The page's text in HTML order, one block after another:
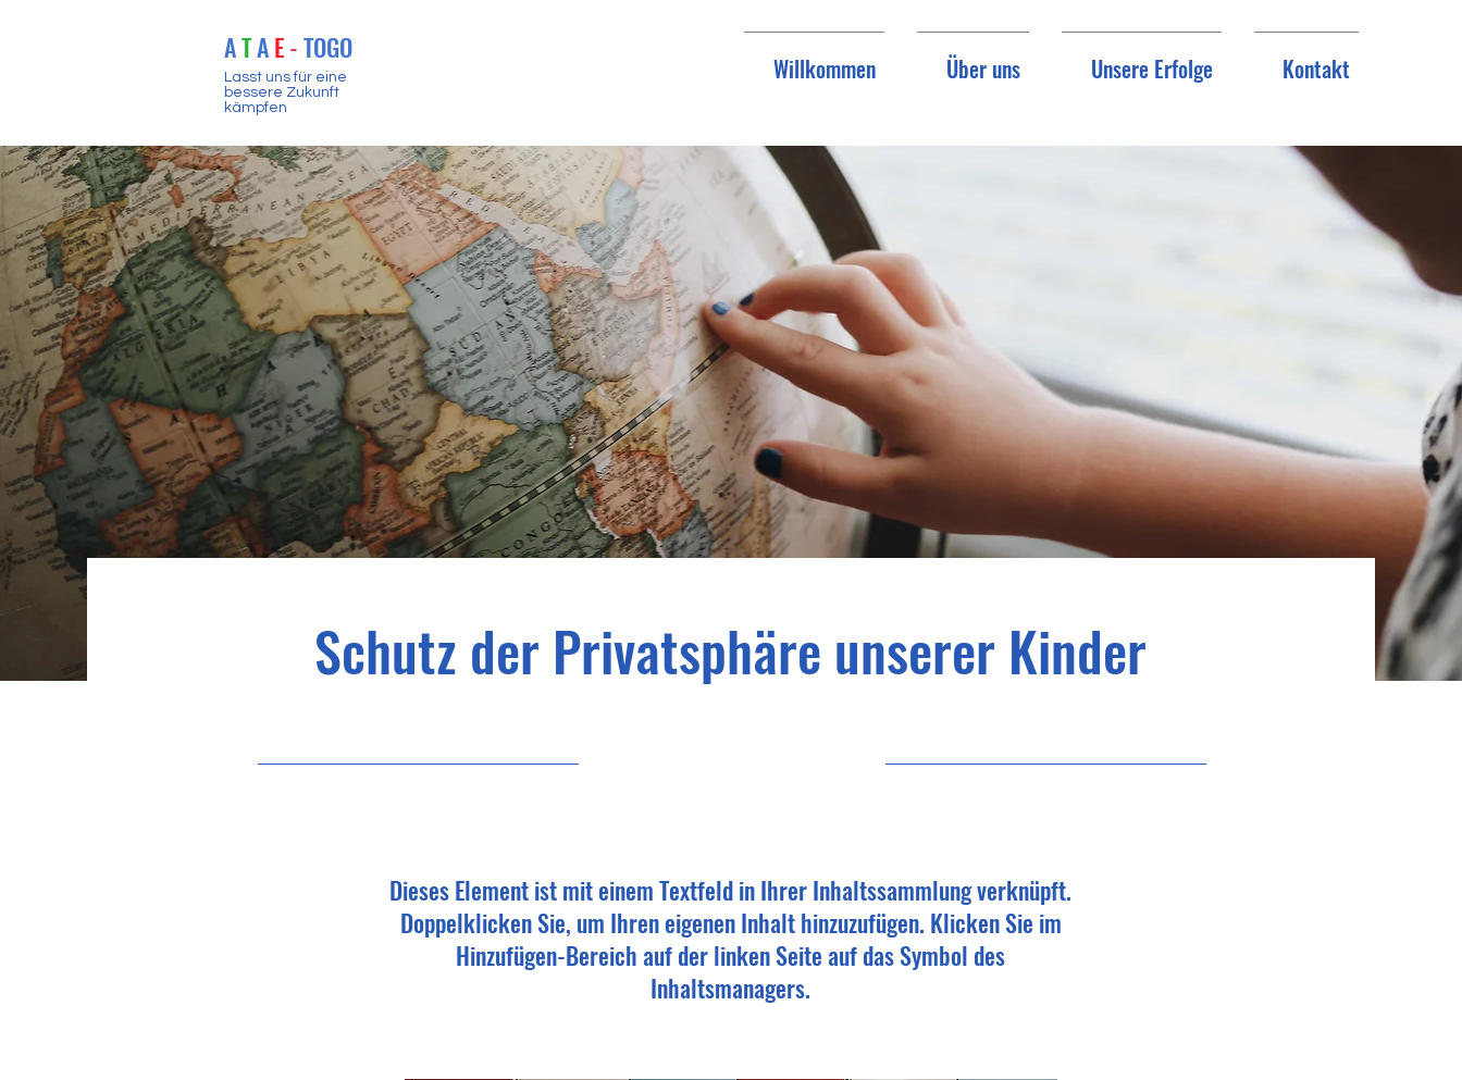
ATAE-TOGO
Lasst uns für eine
bessere Zukunft
kämpfen
Willkommen Über uns Unsere Erfolge Kontakt
Schutz der Privatsphäre unserer Kinder
Dieses Element ist mit einem Textfeld in Ihrer Inhaltssammlung verknüpft.
Doppelklicken Sie, um Ihren eigenen Inhalt hinzuzufügen. Klicken Sie im
Hinzufügen-Bereich auf der linken Seite auf das Symbol des
Inhaltsmanagers.